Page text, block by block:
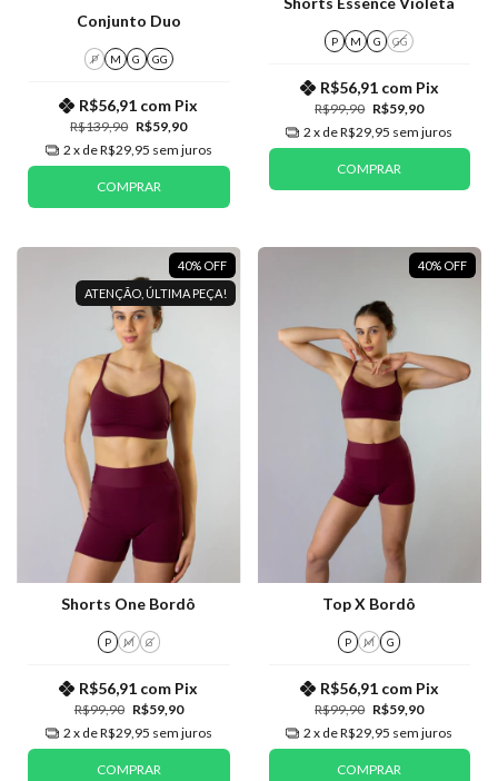
Conjunto Duo
P M G GG
R$139,90 R$59,90
R$56,91 com Pix
2 x deR$29,95 sem juros
COMPRAR
P M G GG
R$99,90 R$59,90
R$56,91 com Pix
2 x deR$29,95 sem juros
COMPRAR
40% OFF
ATENÇÃO, ÚLTIMA PEÇA!
Shorts One Bordô
P M G
R$99,90 R$59,90
R$56,91 com Pix
2 x deR$29,95 sem juros
COMPRAR
40% OFF
Top X Bordô
P M G
R$99,90 R$59,90
R$56,91 com Pix
2 x deR$29,95 sem juros
COMPRAR